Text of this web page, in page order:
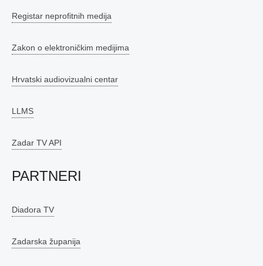
Registar neprofitnih medija
Zakon o elektroničkim medijima
Hrvatski audiovizualni centar
LLMS
Zadar TV API
PARTNERI
Diadora TV
Zadarska županija